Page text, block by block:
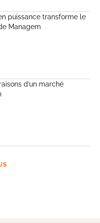
puissance transforme le
Managem
d’un marché